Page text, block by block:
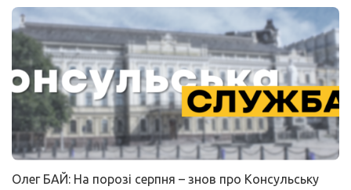
Олег БАЙ: На порозі серпня – знов про Консульську